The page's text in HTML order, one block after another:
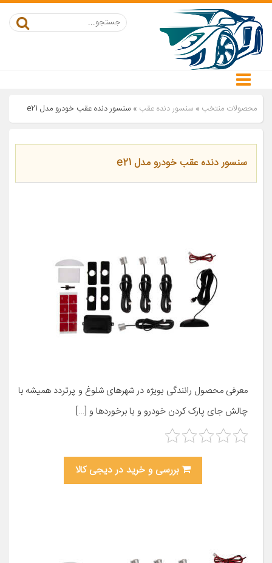
محصولات منتخب » سنسور دنده عقب » سنسور دنده عقب خودرو مدل e21
سنسور دنده عقب خودرو مدل e21
معرفی محصول رانندگی بویژه در شهرهای شلوغ و پرتردد همیشه با
چالش جای پارک کردن خودرو و یا برخوردها و […]
بررسی و خرید در دیجی کالا